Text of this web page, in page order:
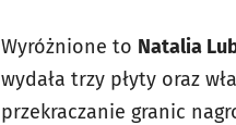
Wyróżnione to Natalia
wydała trzy płyty oraz
przekraczanie granic